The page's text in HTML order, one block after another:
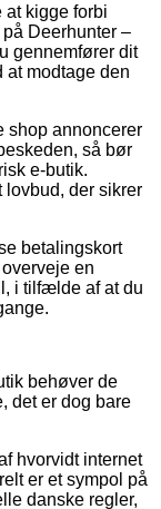
kigge forbi
Deerhunter –
gennemfører dit
at modtage den
shop annoncerer
så bør
e-butik.
lovbud, der sikrer
betalingskort
en
i tilfælde af at du
behøver de
det er dog bare
hvorvidt internet
er et sympol på
danske regler,